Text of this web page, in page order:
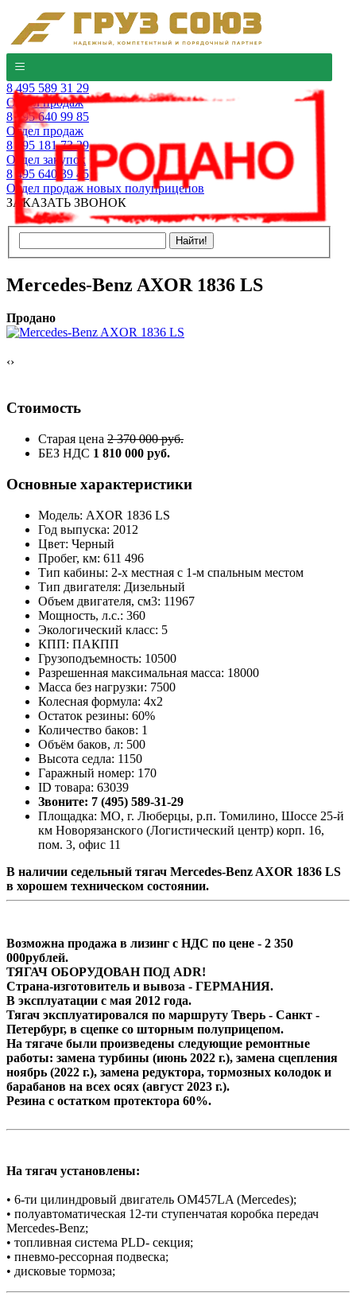
8 495 589 31 29
Отдел продаж
8 495 640 99 85
Отдел продаж
8 495 181 73 29
Отдел закупок
8 495 640 39 45
Отдел продаж новых полуприцепов
ЗАКАЗАТЬ ЗВОНОК
Mercedes-Benz AXOR 1836 LS
Продано
‹›
Стоимость
Старая цена 2 370 000 руб.
БЕЗ НДС 1 810 000 руб.
Основные характеристики
Модель: AXOR 1836 LS
Год выпуска: 2012
Цвет: Черный
Пробег, км: 611 496
Тип кабины: 2-х местная с 1-м спальным местом
Тип двигателя: Дизельный
Объем двигателя, см3: 11967
Мощность, л.с.: 360
Экологический класс: 5
КПП: ПАКПП
Грузоподъемность: 10500
Разрешенная максимальная масса: 18000
Масса без нагрузки: 7500
Колесная формула: 4х2
Остаток резины: 60%
Количество баков: 1
Объём баков, л: 500
Высота седла: 1150
Гаражный номер: 170
ID товара: 63039
Звоните: 7 (495) 589-31-29
Площадка: МО, г. Люберцы, р.п. Томилино, Шоссе 25-й
км Новорязанского (Логистический центр) корп. 16,
пом. 3, офис 11
В наличии седельный тягач Mercedes-Benz AXOR 1836 LS
в хорошем техническом состоянии.
Возможна продажа в лизинг с НДС по цене - 2 350
000рублей.
ТЯГАЧ ОБОРУДОВАН ПОД ADR!
Страна-изготовитель и вывоза - ГЕРМАНИЯ.
В эксплуатации с мая 2012 года.
Тягач эксплуатировался по маршруту Тверь - Санкт -
Петербург, в сцепке со шторным полуприцепом.
На тягаче были произведены следующие ремонтные
работы: замена турбины (июнь 2022 г.), замена сцепления
ноябрь (2022 г.), замена редуктора, тормозных колодок и
барабанов на всех осях (август 2023 г.).
Резина с остатком протектора 60%.
На тягач установлены:
• 6-ти цилиндровый двигатель OM457LA (Mercedes);
• полуавтоматическая 12-ти ступенчатая коробка передач
Mercedes-Benz;
• топливная система PLD- секция;
• пневмо-рессорная подвеска;
• дисковые тормоза;